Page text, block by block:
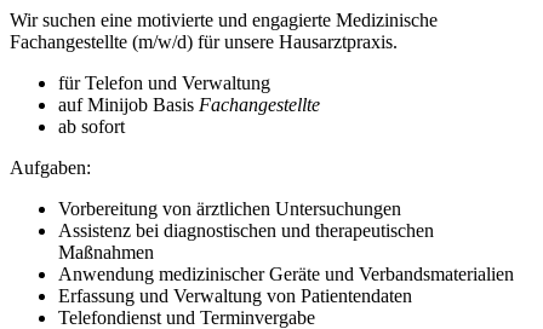
Wir suchen eine motivierte und engagierte Medizinische
Fachangestellte (m/w/d) für unsere Hausarztpraxis.
für Telefon und Verwaltung
auf Minijob Basis Fachangestellte
ab sofort
Aufgaben:
Vorbereitung von ärztlichen Untersuchungen
Assistenz bei diagnostischen und therapeutischen
Maßnahmen
Anwendung medizinischer Geräte und Verbandsmaterialien
Erfassung und Verwaltung von Patientendaten
Telefondienst und Terminvergabe